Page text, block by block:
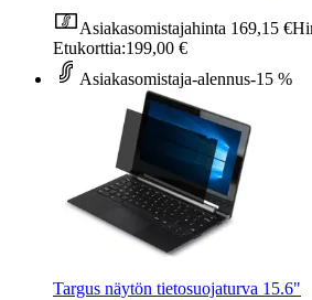
Asiakasomistajahinta 169,15 €
Etukorttia:199,00 €
Asiakasomistaja-alennus-15 %
Targus näytön tietosuojaturva 15.6"